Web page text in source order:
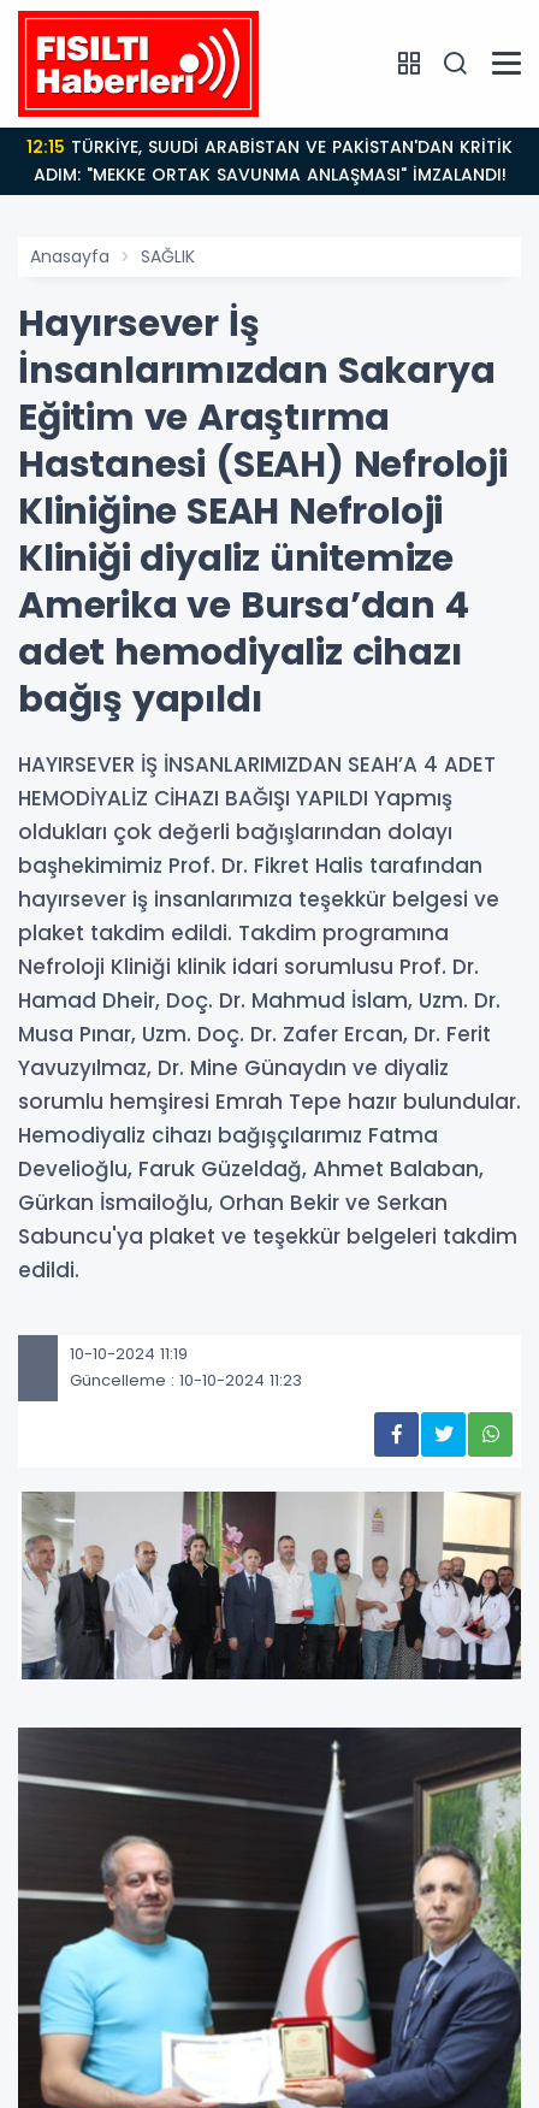
12:15
ADIM: "MEKKE ORTAK SAVUNMA ANLAŞMASI" İMZALANDI!
Anasayfa SAĞLIK
Hayırsever İş
İnsanlarımızdan Sakarya
Eğitim ve Araştırma
Hastanesi (SEAH) Nefroloji
Kliniğine SEAH Nefroloji
Kliniği diyaliz ünitemize
Amerika ve Bursa’dan 4
adet hemodiyaliz cihazı
bağış yapıldı
HAYIRSEVER İŞ İNSANLARIMIZDAN SEAH’A 4 ADET
HEMODİYALİZ CİHAZI BAĞIŞI YAPILDI Yapmış
oldukları çok değerli bağışlarından dolayı
başhekimimiz Prof. Dr. Fikret Halis tarafından
hayırsever iş insanlarımıza teşekkür belgesi ve
plaket takdim edildi. Takdim programına
Nefroloji Kliniği klinik idari sorumlusu Prof. Dr.
Hamad Dheir, Doç. Dr. Mahmud İslam, Uzm. Dr.
Musa Pınar, Uzm. Doç. Dr. Zafer Ercan, Dr. Ferit
Yavuzyılmaz, Dr. Mine Günaydın ve diyaliz
sorumlu hemşiresi Emrah Tepe hazır bulundular.
Hemodiyaliz cihazı bağışçılarımız Fatma
Develioğlu, Faruk Güzeldağ, Ahmet Balaban,
Gürkan İsmailoğlu, Orhan Bekir ve Serkan
Sabuncu'ya plaket ve teşekkür belgeleri takdim
edildi.
10-10-2024 11:19
Güncelleme : 10-10-2024 11:23